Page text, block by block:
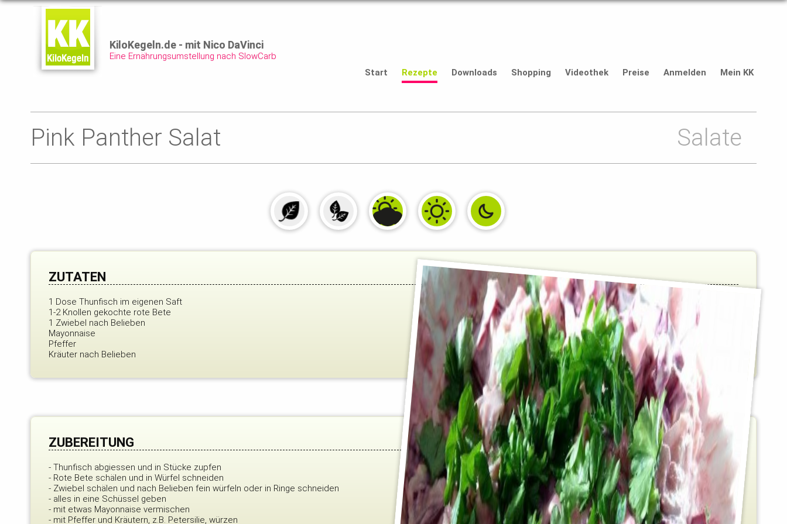
KiloKegeln.de - mit Nico DaVinci
Eine Ernährungsumstellung nach SlowCarb
Start
Rezepte Downloads Shopping Videothek Preise Anmelden Mein KK
Pink Panther Salat Salate
ZUTATEN
1 Dose Thunfisch im eigenen Saft
1-2 Knollen gekochte rote Bete
1 Zwiebel nach Belieben
Mayonnaise
Pfeffer
Kräuter nach Belieben
ZUBEREITUNG
- Thunfisch abgiessen und in Stücke zupfen
- Rote Bete schälen und in Würfel schneiden
- Zwiebel schälen und nach Belieben fein würfeln oder in Ringe schneiden
- alles in eine Schüssel geben
- mit etwas Mayonnaise vermischen
- mit Pfeffer und Kräutern, z.B. Petersilie, würzen